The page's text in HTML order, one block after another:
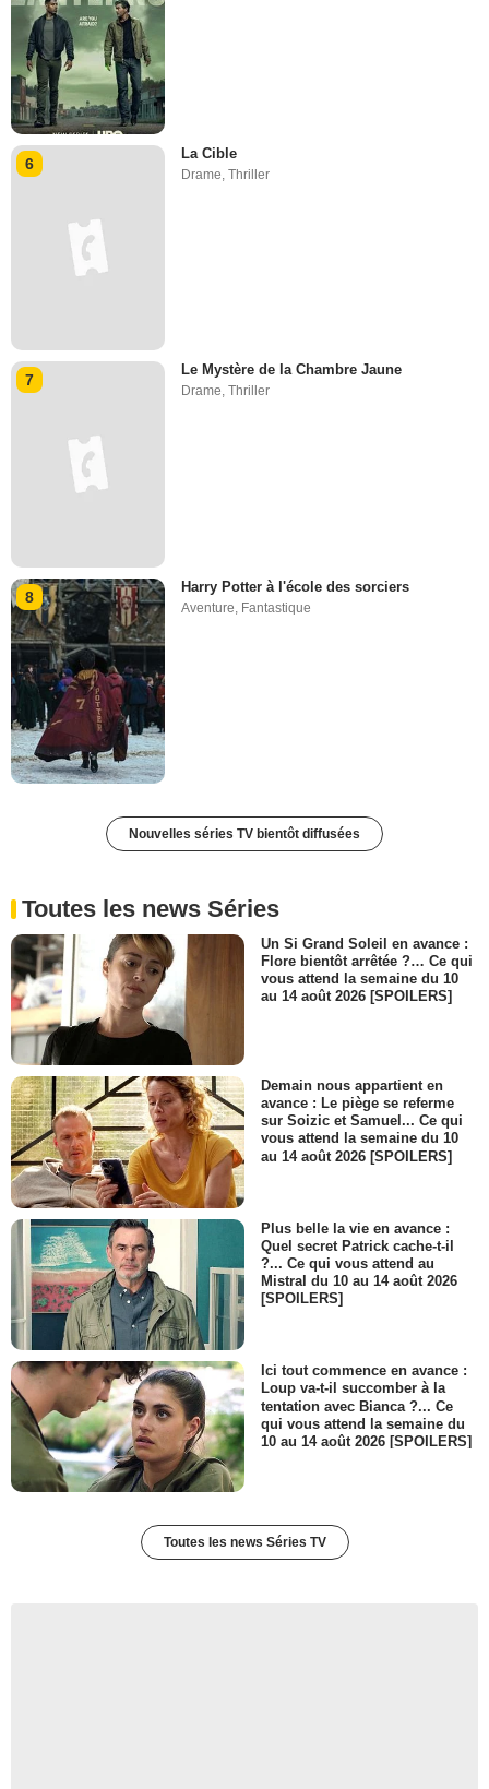
6
La Cible
Drame,Thriller
7
Le Mystère de la Chambre Jaune
Drame,Thriller
8
Harry Potter à l'école des sorciers
Aventure Fantastique
Nouvelles séries TV bientôt diffusées
Toutes les news Séries
Un Si Grand Soleil en avance :
Flore bientôt arrêtée ?… Ce qui
vous attend la semaine du 10
au 14 août 2026 [SPOILERS]
Demain nous appartient en
avance : Le piège se referme
sur Soizic et Samuel... Ce qui
vous attend la semaine du 10
au 14 août 2026 [SPOILERS]
Plus belle la vie en avance :
Quel secret Patrick cache-t-il
?... Ce qui vous attend au
Mistral du 10 au 14 août 2026
[SPOILERS]
Ici tout commence en avance :
Loup va-t-il succomber à la
tentation avec Bianca ?... Ce
qui vous attend la semaine du
10 au 14 août 2026 [SPOILERS]
Toutes les news Séries TV